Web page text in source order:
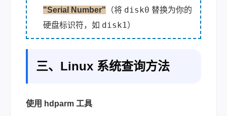
"Serial Number" （将 disk0 替换为你的
硬盘标识符，如 disk1）
三、Linux 系统查询方法
使用 hdparm 工具